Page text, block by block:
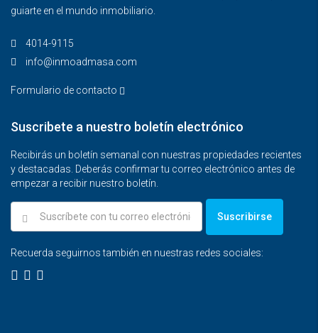
guiarte en el mundo inmobiliario.
4014-9115‬
info@inmoadmasa.com
Formulario de contacto
Suscribete a nuestro boletín electrónico
Recibirás un boletín semanal con nuestras propiedades recientes
y destacadas. Deberás confirmar tu correo electrónico antes de
empezar a recibir nuestro boletín.
Suscribirse
Recuerda seguirnos también en nuestras redes sociales: